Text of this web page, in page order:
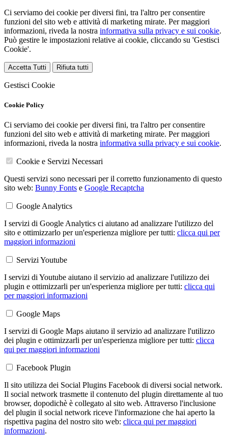
Ci serviamo dei cookie per diversi fini, tra l'altro per consentire
funzioni del sito web e attività di marketing mirate. Per maggiori
informazioni, riveda la nostra informativa sulla privacy e sui cookie.
Può gestire le impostazioni relative ai cookie, cliccando su 'Gestisci
Cookie'.
Accetta Tutti Rifiuta tutti
Gestisci Cookie
Cookie Policy
Ci serviamo dei cookie per diversi fini, tra l'altro per consentire
funzioni del sito web e attività di marketing mirate. Per maggiori
informazioni, riveda la nostra informativa sulla privacy e sui cookie.
Cookie e Servizi Necessari
Questi servizi sono necessari per il corretto funzionamento di questo
sito web: Bunny Fonts e Google Recaptcha
Google Analytics
I servizi di Google Analytics ci aiutano ad analizzare l'utilizzo del
sito e ottimizzarlo per un'esperienza migliore per tutti: clicca qui per
maggiori informazioni
Servizi Youtube
I servizi di Youtube aiutano il servizio ad analizzare l'utilizzo dei
plugin e ottimizzarli per un'esperienza migliore per tutti: clicca qui
per maggiori informazioni
Google Maps
I servizi di Google Maps aiutano il servizio ad analizzare l'utilizzo
dei plugin e ottimizzarli per un'esperienza migliore per tutti: clicca
qui per maggiori informazioni
Facebook Plugin
Il sito utilizza dei Social Plugins Facebook di diversi social network.
Il social network trasmette il contenuto del plugin direttamente al tuo
browser, dopodichè è collegato al sito web. Attraverso l'inclusione
del plugin il social network riceve l'informazione che hai aperto la
rispettiva pagina del nostro sito web: clicca qui per maggiori
informazioni.